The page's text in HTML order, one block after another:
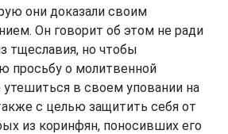
они доказали своим
Он говорит об этом не ради
тщеславия, но чтобы
просьбу о молитвенной
в своем уповании на
с целью защитить себя от
из коринфян, поносивших его